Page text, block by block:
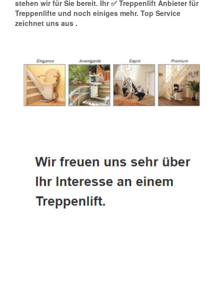
stehen wir für Sie bereit. Ihr ✅ Treppenlift Anbieter für
Treppenlifte und noch einiges mehr. Top Service
zeichnet uns aus .